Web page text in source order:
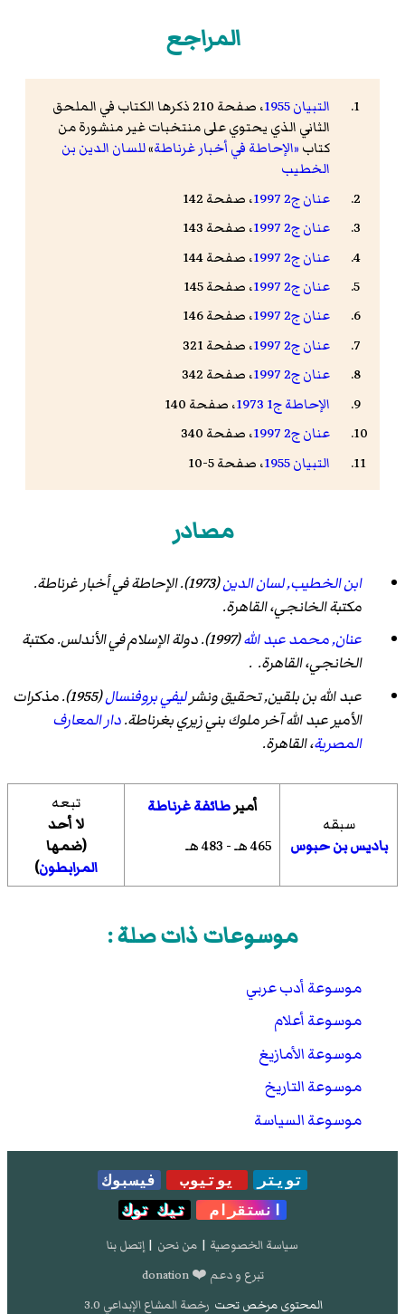
المراجع
التبيان 1955
، صفحة 210 ذكرها الكتاب في الملحق
الثاني الذي يحتوي على منتخبات غير منشورة من
كتاب «الإحاطة في أخبار غرناطة»للسان الدين بن
الخطيب
عنان ج2 1997
، صفحة 142
عنان ج2 1997
، صفحة 143
عنان ج2 1997
، صفحة 144
عنان ج2 1997
، صفحة 145
عنان ج2 1997
، صفحة 146
عنان ج2 1997
، صفحة 321
عنان ج2 1997
، صفحة 342
الإحاطة ج1 1973
، صفحة 140
عنان ج2 1997
، صفحة 340
التبيان 1955
، صفحة 5-10
مصادر
ابن الخطيب, لسان الدين(1973). الإحاطة في أخبار غرناطة.
مكتبة الخانجي، القاهرة.
عنان, محمد عبد الله(1997). دولة الإسلام في الأندلس. مكتبة
الخانجي، القاهرة. .
عبد الله بن بلقين, تحقيق ونشرليفي بروفنسال(1955).
مذكرات
الأمير عبد الله آخر ملوك بني زيري بغرناطة.دار المعارف
المصرية، القاهرة.
سبقه
باديس بن حبوس
أميرطائفة غرناطة
465 هـ - 483 هـ
تبعه
لا أحد
(ضمها
المرابطون)
موسوعات ذات صلة :
موسوعة أدب عربي
موسوعة أعلام
موسوعة الأمازيغ
موسوعة التاريخ
موسوعة السياسة
تويتر يوتيوب
فيسبوك
انستقرام
تيك توك
سياسة الخصوصية | من نحن | إتصل بنا
تبرع و دعم ❤️ donation
المحتوى مرخص تحت رخصة المشاع الإبداعي 3.0